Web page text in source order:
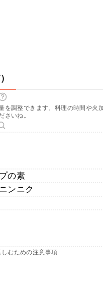
）
を調整できます。料理の時間や火
さいね。
の素
ンニク
むための注意事項